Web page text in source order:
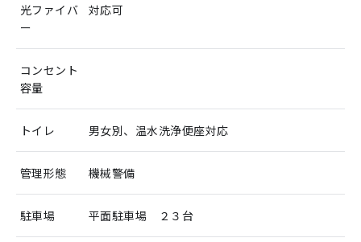
光ファイバ
ー
対応可
コンセント
容量
トイレ 男女別、温水洗浄便座対応
管理形態 機械警備
駐車場 平面駐車場 ２３台